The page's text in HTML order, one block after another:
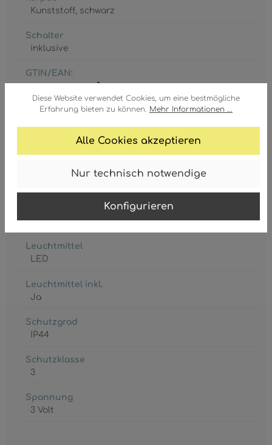
Diese Website verwendet Cookies, um eine bestmögliche
Erfahrung bieten zu können. Mehr Informationen ...
Alle Cookies akzeptieren
Nur technisch notwendige
Konfigurieren
Kunststoff, schwarz
Schalter
inklusive
GTIN/EAN:
Leistungsaufnahme
0.1 Watt
Leuchtmittel
LED
Leuchtmittel inkl.
Ja
Schutzgrad
IP44
Schutzklasse
3
Spannung
3 Volt